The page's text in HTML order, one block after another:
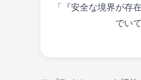
「『安全な境界が
でい